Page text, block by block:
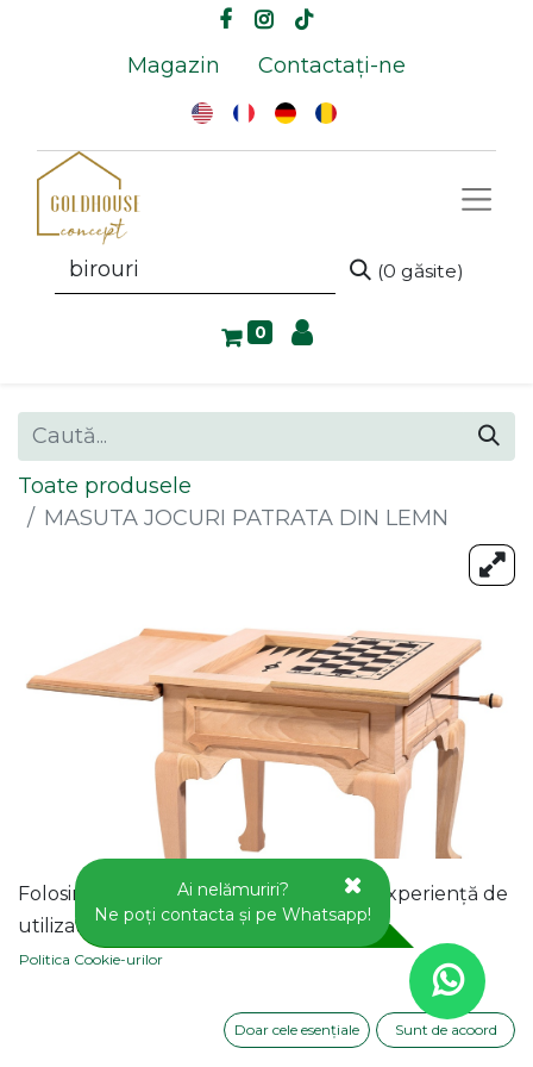
Magazin Contactați-ne
(0 găsite)
0
Toate produsele
MASUTA JOCURI PATRATA DIN LEMN
Folosim cookie-uri pentru a vă oferi o experiență de
utilizator mai bună pe acest site web.
Politica Cookie-urilor
Doar cele esențiale Sunt de acoord
Ai nelămuriri?
Ne poți contacta și pe Whatsapp!